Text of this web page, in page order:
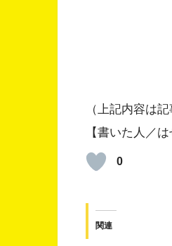
（上記内容は
【書いた人／は
0
関連